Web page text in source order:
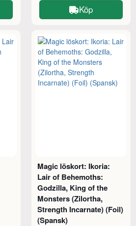
Köp
Magic löskort: Ikoria:
Lair of Behemoths:
Godzilla, King of the
Monsters (Zilortha,
Strength Incarnate) (Foil)
(Spansk)